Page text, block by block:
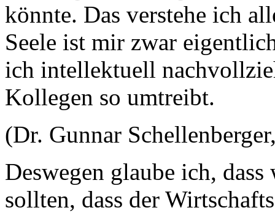
könnte. Das verstehe ich
Seele ist mir zwar
ich intellektuell
Kollegen so umtreibt.
(Dr. Gunnar
Deswegen glaube ich,
sollten, dass der